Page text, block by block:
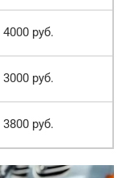
4000 руб.
3000 руб.
3800 руб.